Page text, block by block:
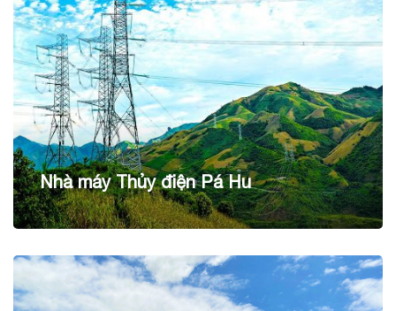
Nhà máy Thủy điện Pá Hu